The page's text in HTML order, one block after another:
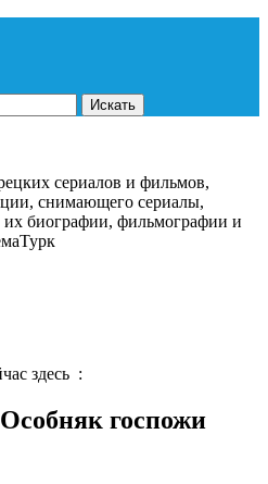
сериалов и фильмов,
снимающего сериалы,
их биографии, фильмографии и
здесь :
госпожи